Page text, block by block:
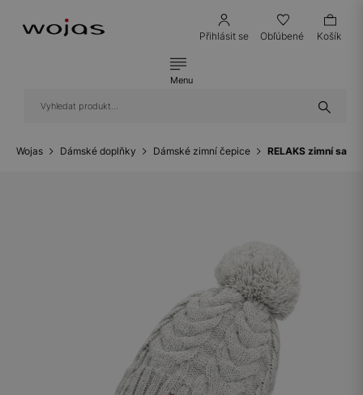
Přihlásit se Obľúbené Košík
Menu
Wojas Dámské doplňky Dámské zimní čepice RELAKS zimní